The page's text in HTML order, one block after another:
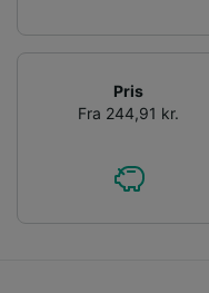
Pris
Fra 244,91 kr.